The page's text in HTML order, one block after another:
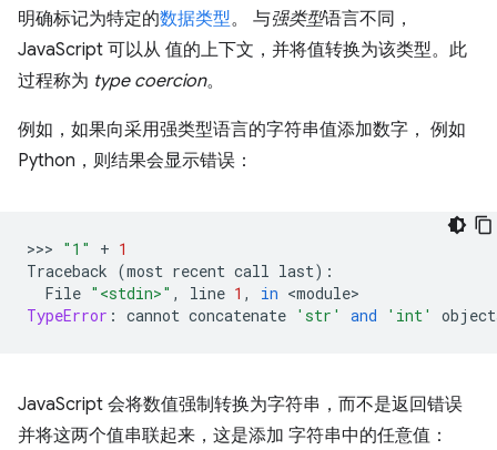
明确标记为特定的数据类型。 与强类型语言不同，
JavaScript 可以从 值的上下文，并将值转换为该类型。此
过程称为 type coercion。
例如，如果向采用强类型语言的字符串值添加数字， 例如
Python，则结果会显示错误：
>>> "1" + 1
Traceback (most recent call last):
File "<stdin>" , line 1 , in <module
TypeError : cannot concatenate 'str' and 'int'
JavaScript 会将数值强制转换为字符串，而不是返回错误
并将这两个值串联起来，这是添加 字符串中的任意值：